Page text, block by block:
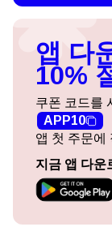
앱 다
10%
쿠폰 코드를
APP10
앱 첫 주문에
지금 앱 다운